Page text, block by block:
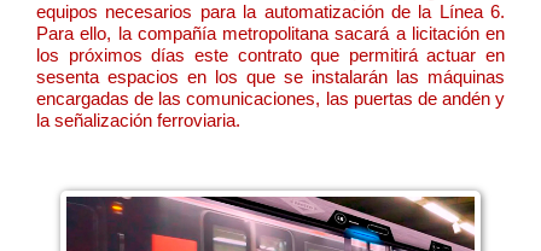
equipos necesarios para la automatización de la Línea 6.
Para ello, la compañía metropolitana sacará a licitación en
los próximos días este contrato que permitirá actuar en
sesenta espacios en los que se instalarán las máquinas
encargadas de las comunicaciones, las puertas de andén y
la señalización ferroviaria.